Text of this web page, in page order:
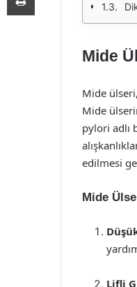
Mide
Mide
Mide
pylori adlı
edilmesi
Mide
Lifli